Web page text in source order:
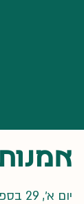
יום א׳, 29 בספט׳